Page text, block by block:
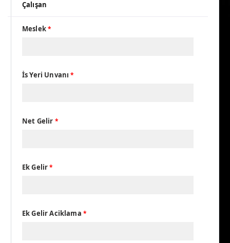
Çalışan
Meslek*
İs Yeri Unvanı*
Net Gelir *
Ek Gelir*
Ek Gelir Aciklama *